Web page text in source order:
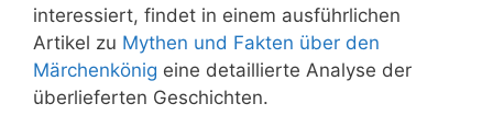
interessiert, findet in einem ausführlichen
Artikel zu Mythen und Fakten über den
Märchenkönig eine detaillierte Analyse der
überlieferten Geschichten.